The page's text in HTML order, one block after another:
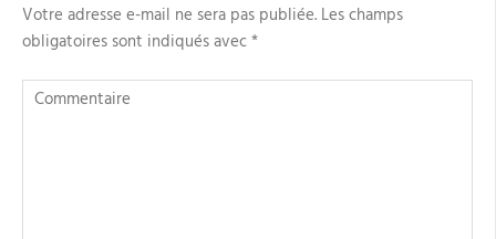
Votre adresse e-mail ne sera pas publiée. Les champs
obligatoires sont indiqués avec*
Commentaire